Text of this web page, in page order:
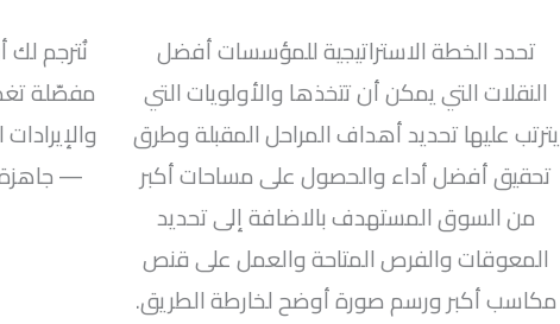
تحدد الخطة الاستراتيجية للمؤسسات أفضل
النقلات التي يمكن أن تتخذها والأولويات التي
يترتب عليها تحديد أهداف المراحل المقبلة وطرق
تحقيق أفضل أداء والحصول على مساحات أكبر
من السوق المستهدف بالاضافة إلى تحديد
المعوقات والفرص المتاحة والعمل على قنص
مكاسب أكبر ورسم صورة أوضح لخارطة الطريق.
نُترجم
مفصّلة
—